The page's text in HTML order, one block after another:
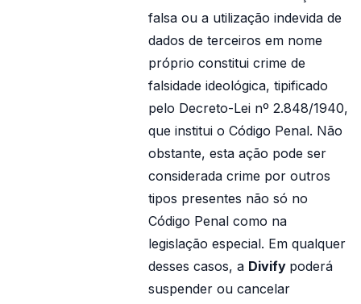
falsa ou a utilização indevida de
dados de terceiros em nome
próprio constitui crime de
falsidade ideológica, tipificado
pelo Decreto-Lei nº 2.848/1940,
que institui o Código Penal. Não
obstante, esta ação pode ser
considerada crime por outros
tipos presentes não só no
Código Penal como na
legislação especial. Em qualquer
desses casos, a Divify poderá
suspender ou cancelar